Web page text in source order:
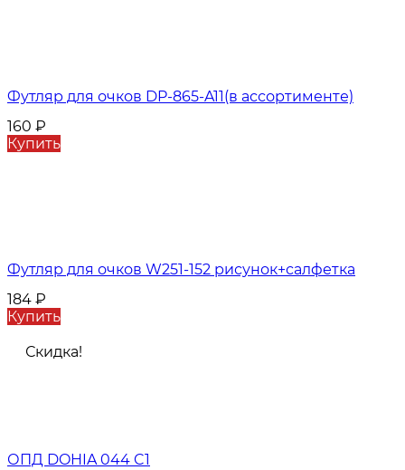
Футляр для очков DP-865-A11(в ассортименте)
160 ₽
Купить
Футляр для очков W251-152 рисунок+салфетка
184 ₽
Купить
Скидка!
ОПД DOHIA 044 C1